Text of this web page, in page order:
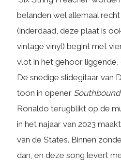
belanden wel allemaal
(inderdaad, deze plaat is
vintage vinyl) begint met
vlot in het gehoor
De snedige slidegitaar van
toon in opener
Ronaldo terugblikt op de
in het najaar van 2023
van de States. Binnen
dan, en deze song levert